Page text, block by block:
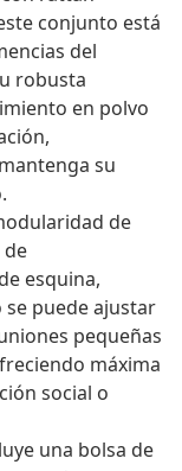
conjunto está
del
robusta
en polvo
su
de
esquina,
se puede ajustar
pequeñas
máxima
social o
una bolsa de